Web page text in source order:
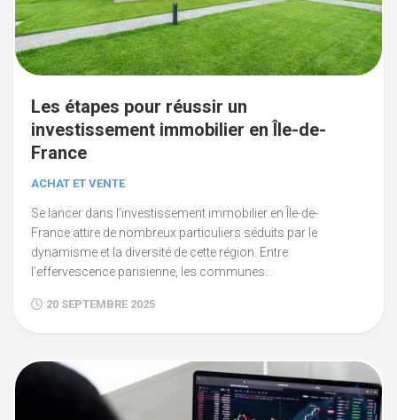
Les étapes pour réussir un
investissement immobilier en Île-de-
France
ACHAT ET VENTE
Se lancer dans l’investissement immobilier en Île-de-
France attire de nombreux particuliers séduits par le
dynamisme et la diversité de cette région. Entre
l’effervescence parisienne, les communes...
20 SEPTEMBRE 2025